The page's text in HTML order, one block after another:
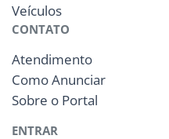
Veículos
CONTATO
Atendimento
Como Anunciar
Sobre o Portal
ENTRAR